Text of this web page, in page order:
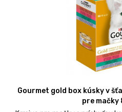
Gourmet gold box kúsky v
pre mačky